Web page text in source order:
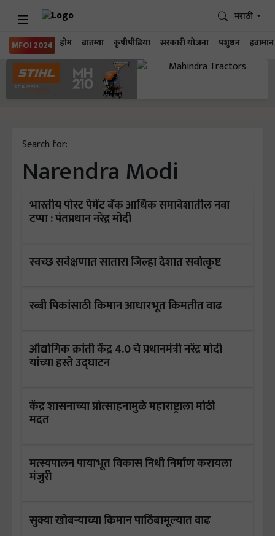
MFOI 2024 होम बातम्या कृषीपीडिया सरकारी योजना पशुधन हवामान
मराठी
Search for:
Narendra Modi
भारतीय पोस्ट पेमेंट बँक आर्थिक समावेशातील नवा
टप्पा : पंतप्रधान नरेंद्र मोदी
स्वच्छ सर्वेक्षणात सातारा जिल्हा देशात सर्वोत्कृष्ट
रब्बी पिकांसाठी किमान आधारभूत किमतीत वाढ
औद्योगिक क्रांती केंद्र 4.0 चे प्रधानमंत्री नरेंद्र मोदी
यांच्या हस्ते उद्घाटन
केंद्र शासनाच्या प्रोत्साहनामुळे महाराष्ट्राला मोठी
मदत
मत्स्यपालन पायाभूत विकास निधी निर्माण करायला
मंजुरी
सुक्या खोबऱ्याच्या किमान पाठिंबामूल्यात वाढ